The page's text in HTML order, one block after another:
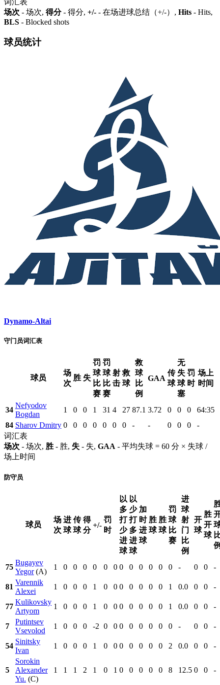
词汇表
场次 - 场次, 得分- 得分, +/- - 在场进球总结（+/-）, Hits - Hits,
BLS - Blocked shots
球员统计
Dynamo-Altai
守门员词汇表
球员
场
次
胜 失
罚
球
比
赛
罚
球
比
赛
射
击
救
球
救
球
比
例
GAA
传
球
无
失
球
塞
罚
时
场上
时间
34
Nefyodov
Bogdan
1 0 0 1 31 4 27 87.1 3.72 0 0 0
64:35
84 Sharov Dmitry 0 0 0 0 0 0 0 - - 0 0 0
-
词汇表
场次 - 场次, 胜 - 胜, 失 - 失, GAA - 平均失球 = 60 分 × 失球 /
场上时间
防守员
球员
场
次
进
球
传
球
得
分
+/-
罚
时
以
多
打
少
进
球
以
少
打
多
进
球
加
时
进
球
胜
球
胜
球
罚
球
比
赛
进
球
射
门
比
例
开
球
胜
开
球
75
Bugayev
Yegor(A)
1 0 0 0 0 0 0 0 0 0 0 0 0 - 0 0 -
81
Varennik
Alexei
1 0 0 0 1 0 0 0 0 0 0 0 1 0.0 0 0 -
77
Kulikovsky
Artyom
1 0 0 0 1 0 0 0 0 0 0 0 1 0.0 0 0 -
7
Putintsev
Vsevolod
1 0 0 0 -2 0 0 0 0 0 0 0 0 - 0 0 -
54
Sinitsky
Ivan
1 0 0 0 1 0 0 0 0 0 0 0 2 0.0 0 0 -
5
Sorokin
Alexander
Yu. (C)
1 1 1 2 1 0 1 0 0 0 0 0 8 12.5 0 0 -